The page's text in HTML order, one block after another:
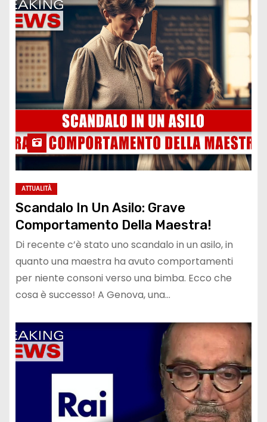
ATTUALITÀ
Scandalo In Un Asilo: Grave
Comportamento Della Maestra!
Di recente c’è stato uno scandalo in un asilo, in
quanto una maestra ha avuto comportamenti
per niente consoni verso una bimba. Ecco che
cosa è successo! A Genova, una…